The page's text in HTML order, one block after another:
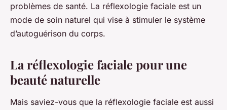
problèmes de santé. La réflexologie faciale est un
mode de soin naturel qui vise à stimuler le système
d’autoguérison du corps.
La réflexologie faciale pour une
beauté naturelle
Mais saviez-vous que la réflexologie faciale est aussi